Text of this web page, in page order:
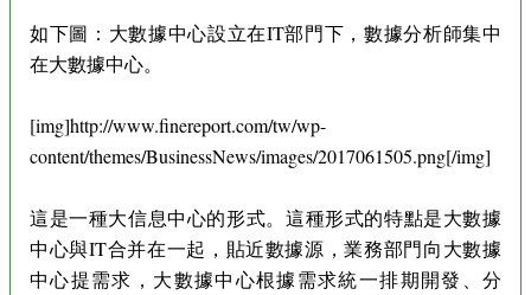
如下圖：大數據中心設立在IT部門下，數據分析師集中
在大數據中心。
[img]http://www.finereport.com/tw/wp-
content/themes/BusinessNews/images/2017061505.png[/img]
這是一種大信息中心的形式。這種形式的特點是大數據
中心與IT合并在一起，貼近數據源，業務部門向大數據
中心提需求，大數據中心根據需求統一排期開發、分